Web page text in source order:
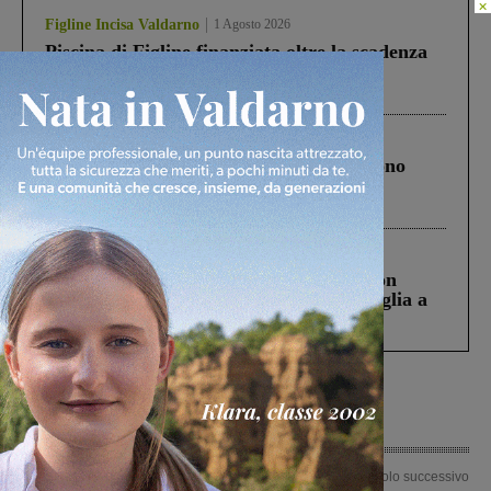
Figline Incisa Valdarno 1 Agosto 2026
Piscina di Figline finanziata oltre la scadenza
ringraziamento al Governo”
Cronaca 4 Agosto 2026
Un anno fa la strage in A1 in cui morirono
Gianni, Giulia e Franco. Lo schianto, il
processo, lo stop ai sorpassi fra tir....
Cronaca 3 Agosto 2026
Scomparso da una struttura di Castiglion
Fiorentino l’uomo che aveva ucciso la figlia a
Levane nel 2020
Articolo precedente
Articolo successivo
×